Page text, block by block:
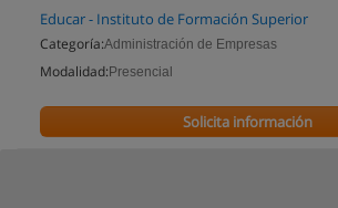
Educar - Instituto de Formación Superior
Categoría:Administración de Empresas
Modalidad: Presencial
Solicita información